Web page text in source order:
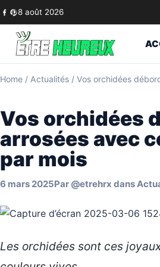
Skip to content
8 août 2026
Home / Actualités / Vos orchidées
Vos orchidées
arrosées avec
par mois
6 mars 2025Par @etrehrx dans
Les orchidées sont ces